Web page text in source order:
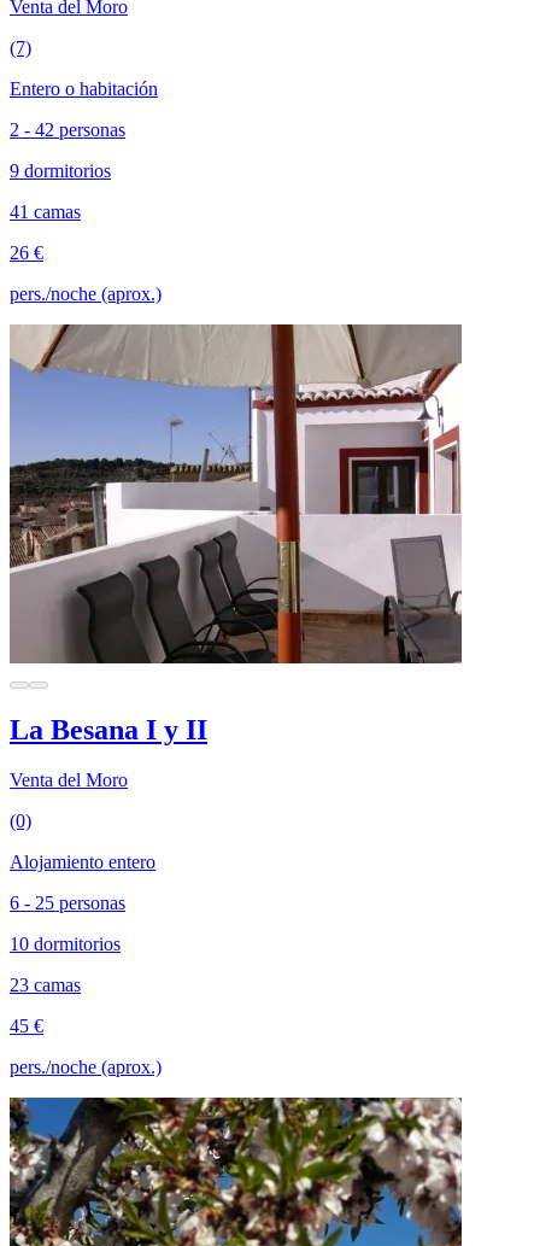
Venta del Moro
(7)
Entero o habitación
2 - 42 personas
9 dormitorios
41 camas
26 €
pers./noche (aprox.)
La Besana I y II
Venta del Moro
(0)
Alojamiento entero
6 - 25 personas
10 dormitorios
23 camas
45 €
pers./noche (aprox.)